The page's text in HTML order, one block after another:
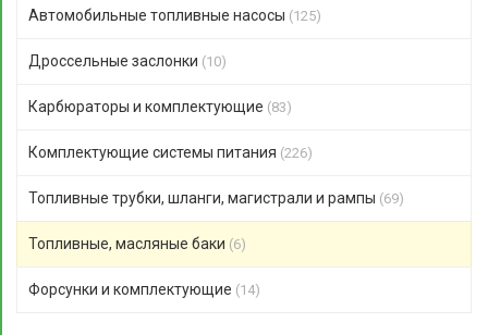
Автомобильные топливные насосы (125)
Дроссельные заслонки (10)
Карбюраторы и комплектующие (83)
Комплектующие системы питания (226)
Топливные трубки, шланги, магистрали и рампы (69)
Топливные, масляные баки (6)
Форсунки и комплектующие (14)